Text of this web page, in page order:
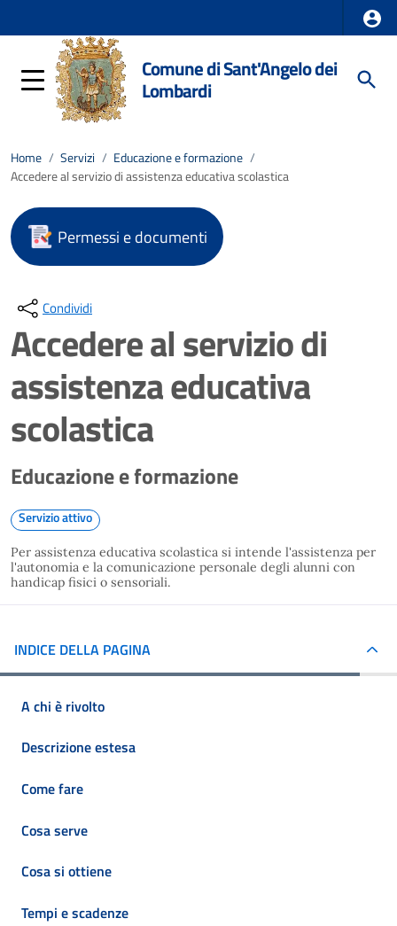
Comune di Sant'Angelo dei
Lombardi
Home / Servizi / Educazione e formazione /
Accedere al servizio di assistenza educativa scolastica
Permessi e documenti
Condividi
Accedere al servizio di
assistenza educativa
scolastica
Educazione e formazione
Servizio attivo
Per assistenza educativa scolastica si intende l'assistenza per
l'autonomia e la comunicazione personale degli alunni con
handicap fisici o sensoriali.
INDICE DELLA PAGINA
A chi è rivolto
Descrizione estesa
Come fare
Cosa serve
Cosa si ottiene
Tempi e scadenze